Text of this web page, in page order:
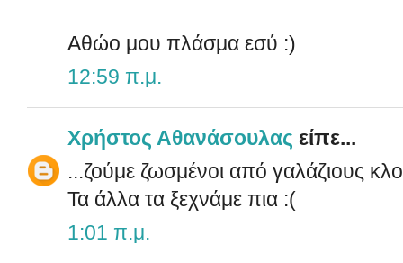
Αθώο μου πλάσμα εσύ :)
12:59 π.μ.
Χρήστος Αθανάσουλας είπε...
...ζούμε ζωσμένοι από γαλάζιους
Τα άλλα τα ξεχνάμε πια :(
1:01 π.μ.